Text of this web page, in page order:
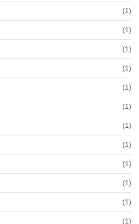
(1)
(1)
(1)
(1)
(1)
(1)
(1)
(1)
(1)
(1)
(1)
(1)